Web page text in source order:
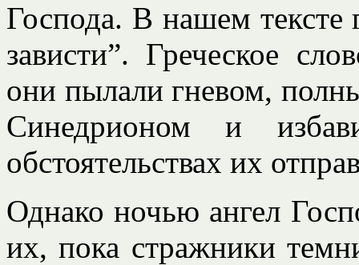
Господа. В нашем тексте
зависти”. Греческое
они пылали гневом,
Синедрионом и
обстоятельствах их
Однако ночью ангел
их, пока стражники